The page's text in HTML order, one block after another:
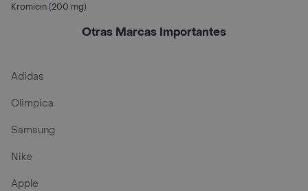
Kromicin (200 mg)
Otras Marcas Importantes
Adidas
Olimpica
Samsung
Nike
Apple